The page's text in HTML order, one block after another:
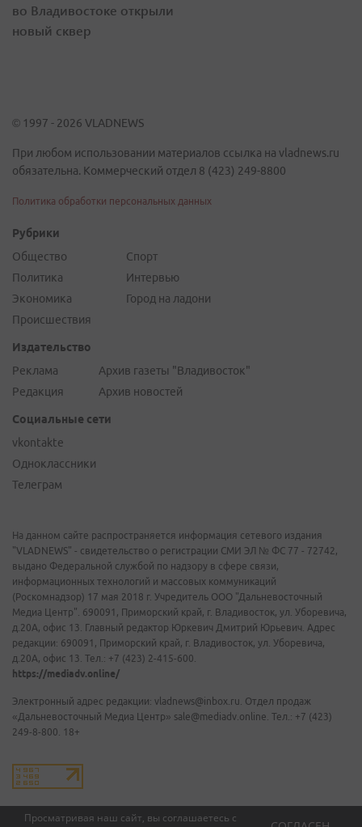
Просматривая наш сайт, вы соглашаетесь с
во Владивостоке открыли
новый сквер
© 1997 - 2026 VLADNEWS
При любом использовании материалов ссылка на vladnews.ru
обязательна. Коммерческий отдел 8 (423) 249-8800
Политика обработки персональных данных
Рубрики
Общество
Политика
Экономика
Происшествия
Спорт
Интервью
Город на ладони
Издательство
Реклама
Редакция
Архив газеты "Владивосток"
Архив новостей
Социальные сети
vkontakte
Одноклассники
Телеграм
На данном сайте распространяется информация сетевого издания
"VLADNEWS" - свидетельство о регистрации СМИ ЭЛ № ФС 77 - 72742,
выдано Федеральной службой по надзору в сфере связи,
информационных технологий и массовых коммуникаций
(Роскомнадзор) 17 мая 2018 г. Учредитель ООО "Дальневосточный
Медиа Центр". 690091, Приморский край, г. Владивосток, ул. Уборевича,
д.20А, офис 13. Главный редактор Юркевич Дмитрий Юрьевич. Адрес
редакции: 690091, Приморский край, г. Владивосток, ул. Уборевича,
д.20А, офис 13. Тел.: +7 (423) 2-415-600.
https://mediadv.online/
Электронный адрес редакции: vladnews@inbox.ru. Отдел продаж
«Дальневосточный Медиа Центр» sale@mediadv.online. Тел.: +7 (423)
249-8-800. 18+